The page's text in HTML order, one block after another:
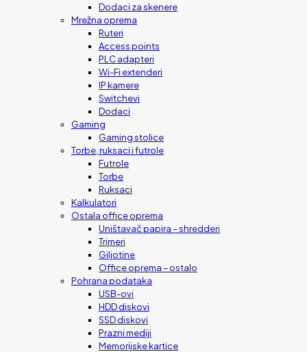
Dodaci za skenere
Mrežna oprema
Ruteri
Access points
PLC adapteri
Wi-Fi extenderi
IP kamere
Switchevi
Dodaci
Gaming
Gaming stolice
Torbe, ruksaci i futrole
Futrole
Torbe
Ruksaci
Kalkulatori
Ostala office oprema
Uništavač papira – shredderi
Trimeri
Giljotine
Office oprema – ostalo
Pohrana podataka
USB-ovi
HDD diskovi
SSD diskovi
Prazni mediji
Memorijske kartice